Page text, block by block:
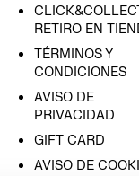
RETIRO EN
TÉRMINOS Y
CONDICIONES
AVISO DE
PRIVACIDAD
GIFT CARD
AVISO DE